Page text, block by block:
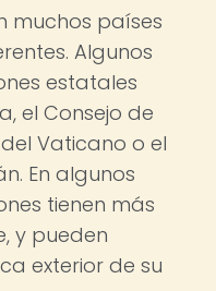
muchos países
Algunos
estatales
el Consejo de
Vaticano o el
En algunos
tienen más
y pueden
exterior de su